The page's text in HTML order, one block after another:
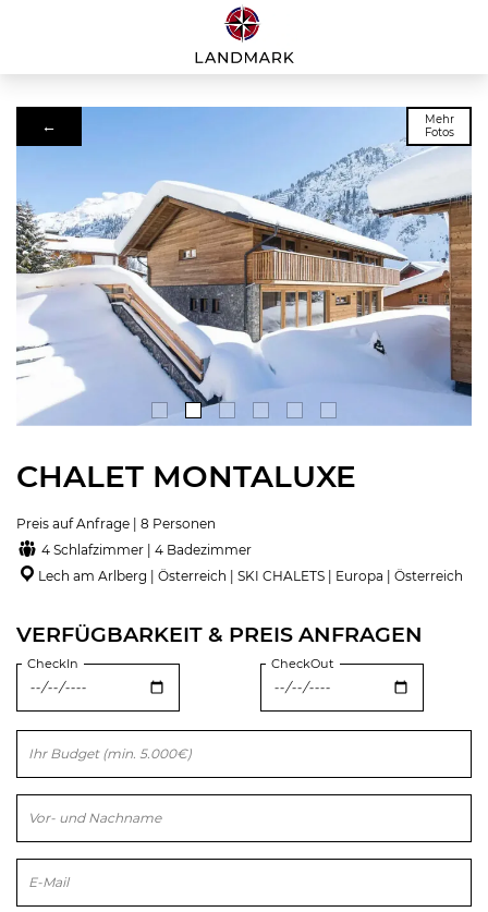
←
Mehr
Fotos
CHALET MONTALUXE
Preis auf Anfrage | 8 Personen
4 Schlafzimmer | 4 Badezimmer
Lech am Arlberg | Österreich | SKI CHALETS | Europa | Österreich
VERFÜGBARKEIT & PREIS ANFRAGEN
CheckIn CheckOut